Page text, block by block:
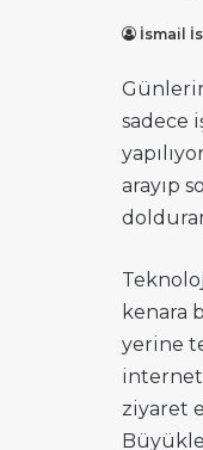
İsmail
sadece
arayıp
kenara
yerine
internet
ziyaret